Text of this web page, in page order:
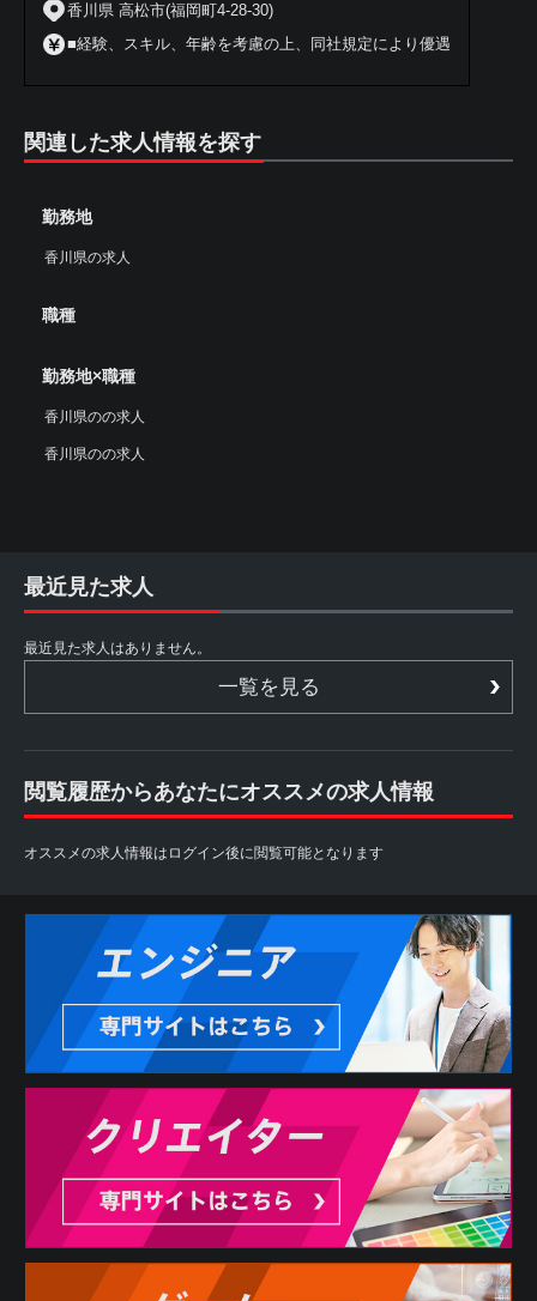
香川県 高松市(福岡町4-28-30)
■経験、スキル、年齢を考慮の上、同社規定により優遇
関連した求人情報を探す
勤務地
香川県の求人
職種
勤務地×職種
香川県のの求人
香川県のの求人
最近見た求人
最近見た求人はありません。
一覧を見る
閲覧履歴からあなたにオススメの求人情報
オススメの求人情報はログイン後に閲覧可能となります